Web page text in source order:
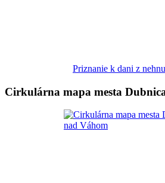
Priznanie k dani z
Cirkulárna mapa mesta